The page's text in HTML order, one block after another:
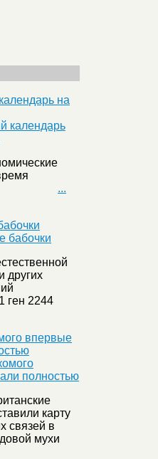
на
...
других
ген 2244
впервые
карту
связей в
мухи